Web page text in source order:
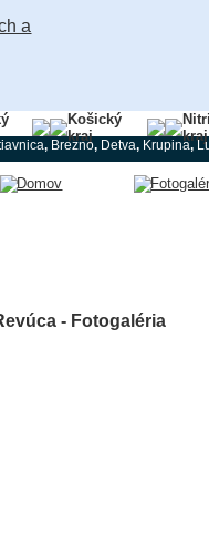
Košický
kraj
kraj
, Brezno, Detva, Krupina,
- Fotogaléria